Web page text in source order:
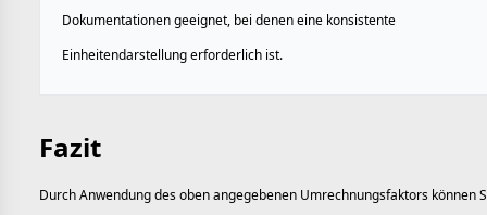
Dokumentationen geeignet, bei denen eine konsistente
Einheitendarstellung erforderlich ist.
Fazit
Durch Anwendung des oben angegebenen Umrechnungsfaktors können